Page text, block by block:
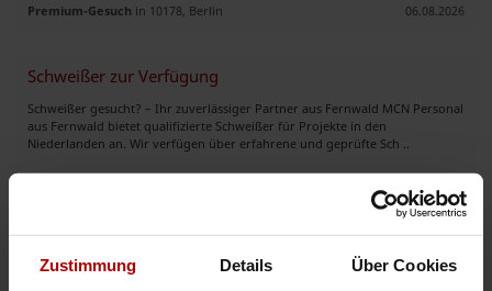
Zustimmung Details Über Cookies
Premium-Gesuch in 10178, Berlin 06.08.2026
Schweißer zur Verfügung
Schweißer gesucht? – Ihr zuverlässiger Partner aus Fernwald MCN Personal
aus Fernwald bietet qualifizierte Schweißer für Projekte in den
Niederlanden an. Wir verfügen über erfahrene und geprüfte Sch ..